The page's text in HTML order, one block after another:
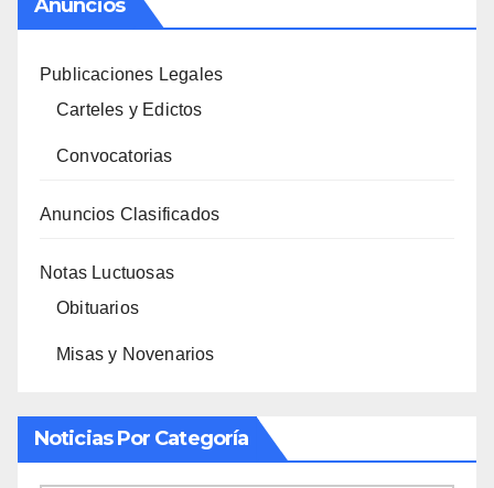
Anuncios
Publicaciones Legales
Carteles y Edictos
Convocatorias
Anuncios Clasificados
Notas Luctuosas
Obituarios
Misas y Novenarios
Noticias Por Categoría